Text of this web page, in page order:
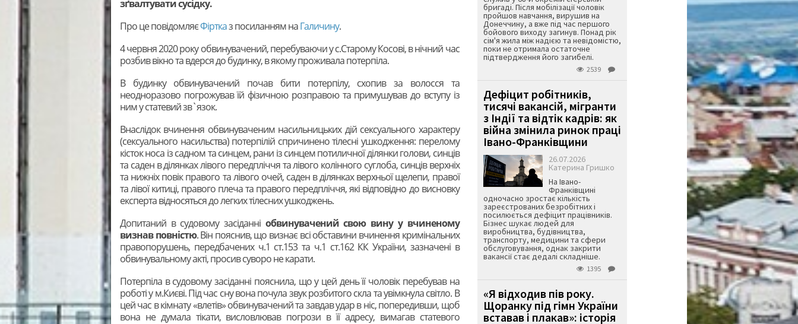
зґвалтувати сусідку.
Про це повідомляєФіртказ посиланням наГаличину.
4 червня 2020 року обвинувачений, перебуваючи у с.Старому Косові, в нічний час
розбив вікно та вдерся до будинку, в якому проживала потерпіла.
В будинку обвинувачений почав бити потерпілу, схопив за волосся та
неодноразово погрожував їй фізичною розправою та примушував до вступу із
ним у статевий зв`язок.
Внаслідок вчинення обвинуваченим насильницьких дій сексуального характеру
(сексуального насильства) потерпілій спричинено тілесні ушкодження: перелому
кісток носа із садном та синцем, рани із синцем потиличної ділянки голови, синців
та саден в ділянках лівого передпліччя та лівого колінного суглоба, синців верхніх
та нижніх повік правого та лівого очей, саден в ділянках верхньої щелепи, правої
та лівої китиці, правого плеча та правого передпліччя, які відповідно до висновку
експерта відносяться до легких тілесних ушкоджень.
Допитаний в судовому засіданні обвинувачений свою вину у вчиненому
визнав повністю. Він пояснив, що визнає всі обставини вчинення кримінальних
правопорушень, передбачених ч.1 ст.153 та ч.1 ст.162 КК України, зазначені в
обвинувальному акті, просив суворо не карати.
Потерпіла в судовому засіданні пояснила, що у цей день її чоловік перебував на
роботі у м.Києві. Під час сну вона почула звук розбитого скла та увімкнула світло. В
цей час в кімнату «влетів» обвинувачений та завдав удар в ніс, попередивши, щоб
вона не думала тікати, висловлював погрози в її адресу, вимагав статевого
бригаді. Після мобілізації чоловік
пройшов навчання, вирушив на
Донеччину, а вже під час першого
бойового виходу загинув. Понад рік
сім'я жила між надією та невідомістю,
поки не отримала остаточне
підтвердження його загибелі.
2539
Дефіцит робітників,
тисячі вакансій, мігранти
з Індії та відтік кадрів: як
війна змінила ринок праці
Івано-Франківщини
26.07.2026
Катерина Гришко
На Івано-
Франківщині
одночасно зростає кількість
зареєстрованих безробітних і
посилюється дефіцит працівників.
Бізнес шукає людей для
виробництва, будівництва,
транспорту, медицини та сфери
обслуговування, однак закрити
вакансії стає дедалі складніше.
1395
«Я відходив пів року.
Щоранку під гімн України
вставав і плакав»: історія